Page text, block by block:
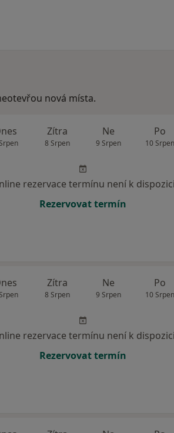
nová místa.
Zítra
8 Srpen
Ne
9 Srpen
Po
10 Srpen
rezervace termínu není k dispozici
Rezervovat termín
Zítra
8 Srpen
Ne
9 Srpen
Po
10 Srpen
rezervace termínu není k dispozici
Rezervovat termín